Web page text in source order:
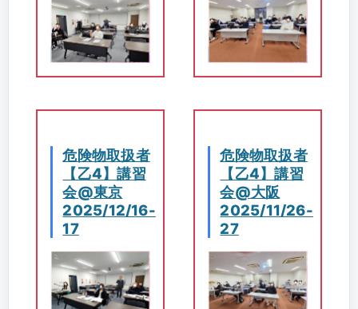
危険物取扱者
【乙4】講習
会@東京
2025/12/16-
17
危険物取扱者
【乙4】講習
会@大阪
2025/11/26-
27